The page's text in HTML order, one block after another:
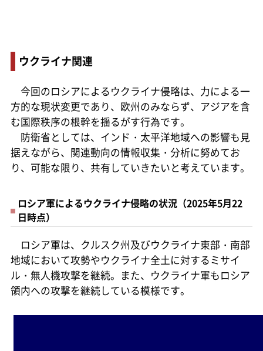
ウクライナ関連
今回のロシアによるウクライナ侵略は、力による一
方的な現状変更であり、欧州のみならず、アジアを含
む国際秩序の根幹を揺るがす行為です。
防衛省としては、インド・太平洋地域への影響も見
据えながら、関連動向の情報収集・分析に努めてお
り、可能な限り、共有していきたいと考えています。
ロシア軍によるウクライナ侵略の状況（2025年5月22
日時点）
ロシア軍は、クルスク州及びウクライナ東部・南部
地域において攻勢やウクライナ全土に対するミサイ
ル・無人機攻撃を継続。また、ウクライナ軍もロシア
領内への攻撃を継続している模様です。